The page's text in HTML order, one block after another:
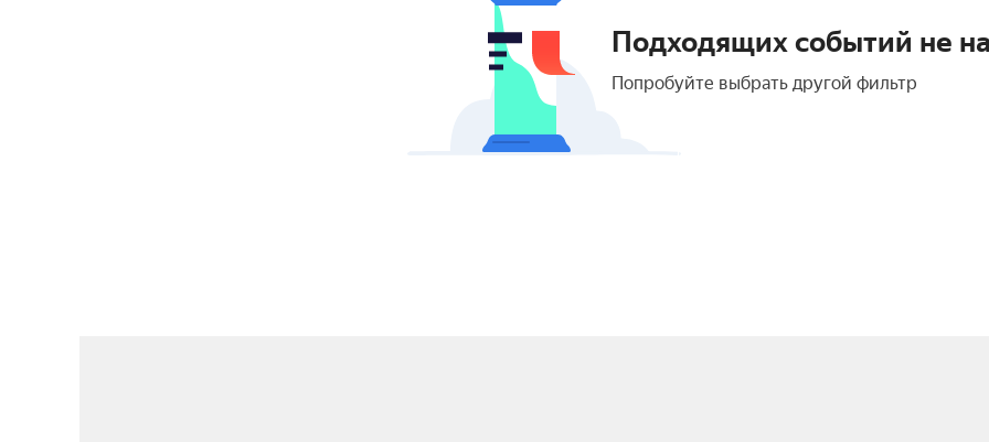
Подходящих событий не
Попробуйте выбрать другой фильтр